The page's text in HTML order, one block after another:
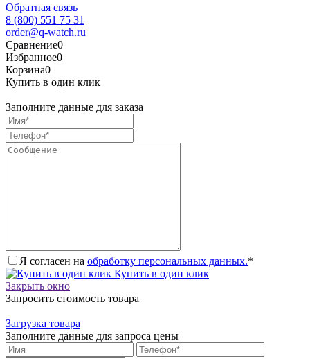
Обратная связь
8 (800) 551 75 31
order@q-watch.ru
Сравнение0
Избранное0
Корзина0
Купить в один клик
Заполните данные для заказа
Я согласен на обработку персональных данных.*
Купить в один клик
Закрыть окно
Запросить стоимость товара
Загрузка товара
Заполните данные для запроса цены